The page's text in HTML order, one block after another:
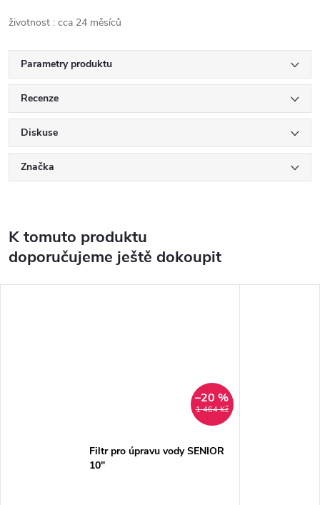
životnost : cca 24 měsíců
Parametry produktu
Recenze
Diskuse
Značka
K tomuto produktu
doporučujeme ještě dokoupit
1 464 Kč
–20 %
Filtr pro úpravu vody SENIOR
10"